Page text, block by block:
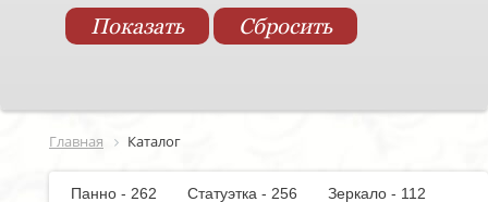
Главная Каталог
Панно - 262 Статуэтка - 256
Зеркало - 112